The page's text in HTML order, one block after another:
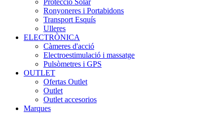
Protecció Solar
Ronyoneres i Portabidons
Transport Esquís
Ulleres
ELECTRÒNICA
Càmeres d'acció
Electroestimulació i massatge
Pulsòmetres i GPS
OUTLET
Ofertas Outlet
Outlet
Outlet accesorios
Marques